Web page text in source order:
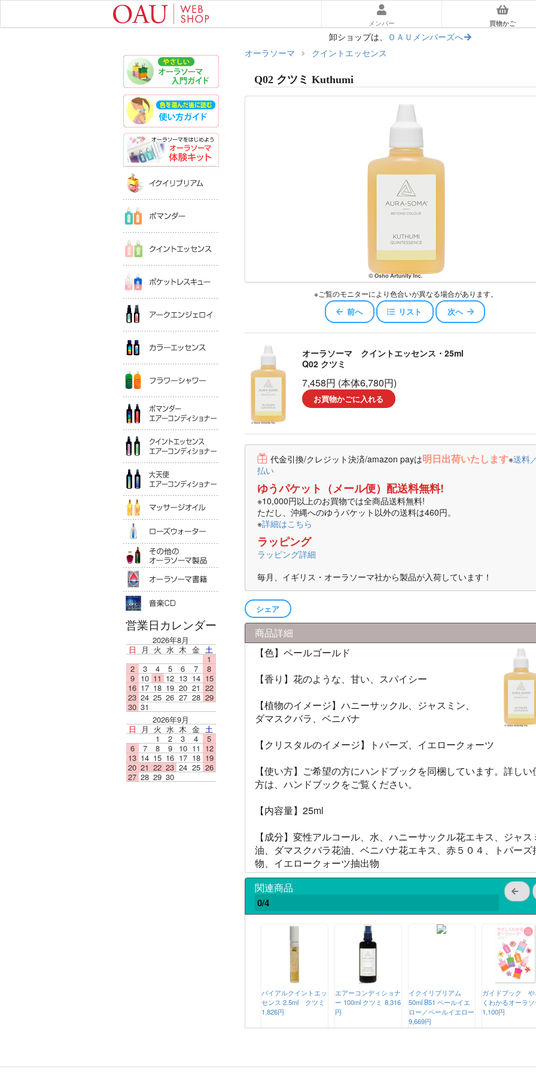
メンバー 買物かご
卸ショップは、 ＯＡＵメンバーズへ
やさしいオーラソーマ入門ガイド
色を選んだあとに読む｜使い方ガイド
オーラソーマ体験キット
カラーエッセンス
フラワーシャワー
ポマンダーエアコンディショナー
クイントエッセンスエアコンディショナー
大天使エアコンディショナー
マッサージオイル
ローズウォータ
その他のオーラソーマ製品
オーラソーマ書籍
音楽ＣＤ
営業日カレンダー
2026年8月
日
月 火 水 木 金 土
1
2
3 4 5 6 7
8
9
10 11 12 13 14 15
16 17 18 19 20 21 22
23 24 25 26 27 28 29
30 31
2026年9月
日
月 火 水 木 金 土
1
2 3 4
5
6
7 8 9 10 11 12
13 14 15 16 17 18 19
20 21 22 23 24 25 26
27 28 29 30
オーラソーマ クイントエッセンス
Q02 クツミ Kuthumi
※ご覧のモニターにより色合いが異なる場合があります。
前へ リスト 次へ
オーラソーマ クイントエッセンス・25ml
Q02 クツミ
7,458円 (本体6,780円)
お買物かごに入れる
代金引換/クレジット決済/amazon payは明日出荷いたします※送料
払い
ゆうパケット（メール便）配送料無料!
※10,000円以上のお買物では全商品送料無料!
ただし、沖縄へのゆうパケット以外の送料は460円。
※詳細はこちら
ラッピング
ラッピング詳細
毎月、イギリス・オーラソーマ社から製品が入荷しています！
シェア
商品詳細
【色】ペールゴールド
【香り】花のような、甘い、スパイシー
【植物のイメージ】ハニーサックル、ジャスミン、
ダマスクバラ、ベニバナ
【クリスタルのイメージ】トパーズ、イエロークォーツ
【使い方】ご希望の方にハンドブックを同梱しています。詳しい
方は、ハンドブックをご覧ください。
【内容量】25ml
【成分】変性アルコール、水、ハニーサックル花エキス、ジャス
油、ダマスクバラ花油、ベニバナ花エキス、赤５０４、トパーズ
物、イエロークォーツ抽出物
関連商品
0/4
バイアルクイントエッ
センス 2.5ml クツミ
1,826円
エアーコンディショナ
ー 100ml クツミ 8,316
円
イクイリブリアム
50ml B51 ペールイエ
ロー／ペールイエロー
9,669円
ガイドブック や
くわかるオーラ
1,100円